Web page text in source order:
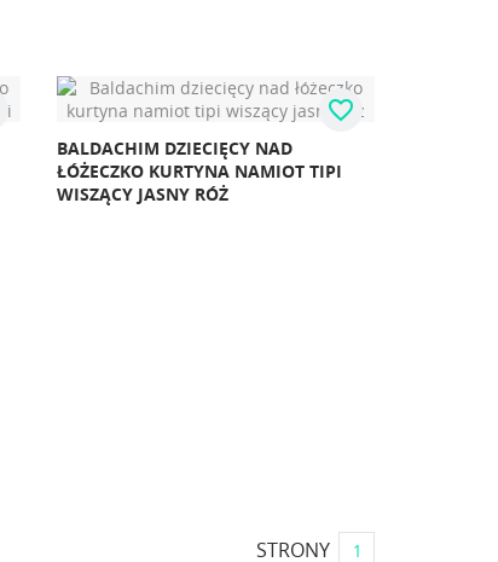
BALDACHIM DZIECIĘCY NAD
ŁÓŻECZKO KURTYNA NAMIOT TIPI
WISZĄCY JASNY RÓŻ
favorite_border
STRONY 1